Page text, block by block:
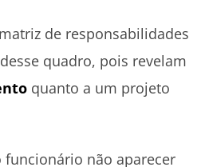
de responsabilidades
quadro, pois revelam
quanto a um projeto
funcionário não aparecer